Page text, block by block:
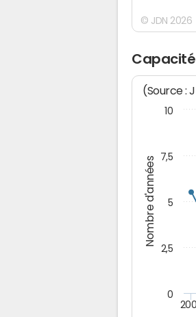
© JDN 2026
Nombre d'années
(Source :
0
2,5
5
7,5
10